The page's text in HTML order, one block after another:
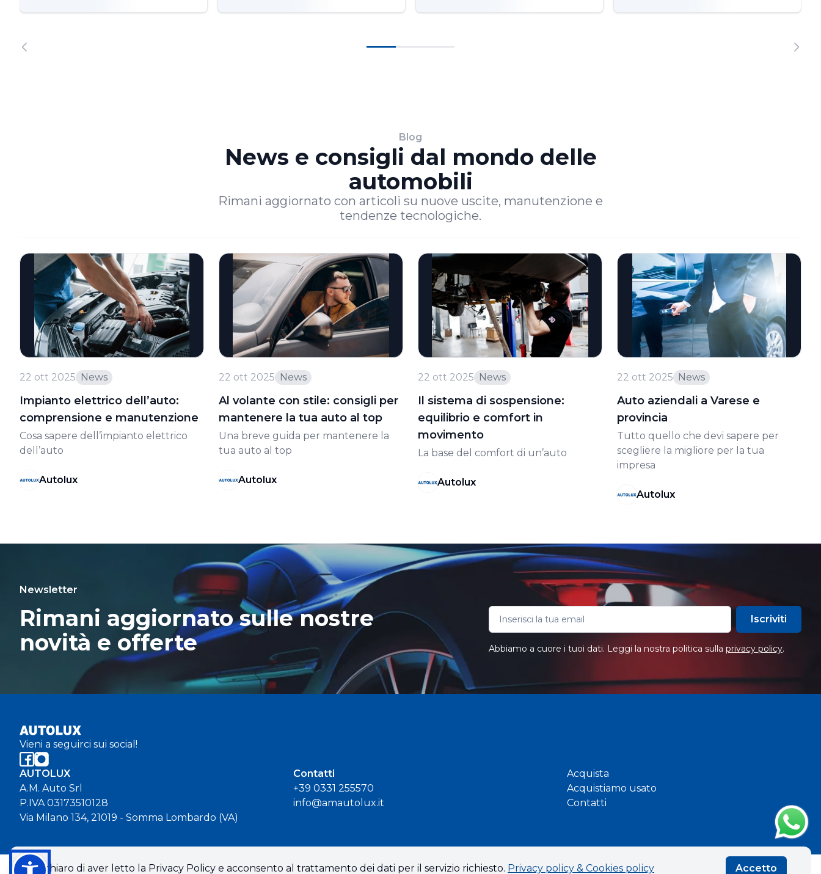
Blog
News e consigli dal mondo delle
automobili
Rimani aggiornato con articoli su nuove uscite, manutenzione e
tendenze tecnologiche.
22 ott 2025 News
Impianto elettrico dell’auto:
comprensione e manutenzione
Cosa sapere dell’impianto elettrico
dell’auto
Autolux
22 ott 2025 News
Al volante con stile: consigli per
mantenere la tua auto al top
Una breve guida per mantenere la
tua auto al top
Autolux
22 ott 2025 News
Il sistema di sospensione:
equilibrio e comfort in
movimento
La base del comfort di un’auto
Autolux
22 ott 2025 News
Auto aziendali a Varese e
provincia
Tutto quello che devi sapere per
scegliere la migliore per la tua
impresa
Autolux
Newsletter
Rimani aggiornato sulle nostre
novità e offerte
Iscriviti
Abbiamo a cuore i tuoi dati. Leggi la nostra politica sulla privacy policy.
Vieni a seguirci sui social!
AUTOLUX
A.M. Auto Srl
P.IVA 03173510128
Via Milano 134, 21019 - Somma Lombardo (VA)
Contatti
+39 0331 255570
info@amautolux.it
Acquista
Acquistiamo usato
Contatti
Dichiaro di aver letto la Privacy Policy e acconsento al trattamento dei dati per il servizio richiesto. Privacy policy & Cookies policy Accetto